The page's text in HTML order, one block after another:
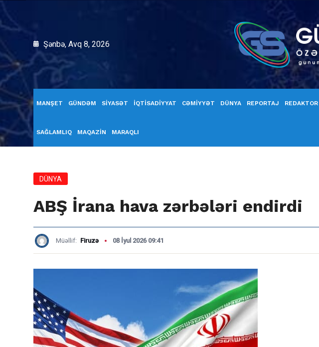
Şənbə, Avq 8, 2026
MANŞET GÜNDƏM SİYASƏT İQTİSADİYYAT CƏMİYYƏT DÜNYA REPORTAJ
SAĞLAMLIQ MAQAZİN MARAQLI
DÜNYA
ABŞ İrana hava zərbələri endirdi
Müəllif: Firuzə 08 İyul 2026 09:41